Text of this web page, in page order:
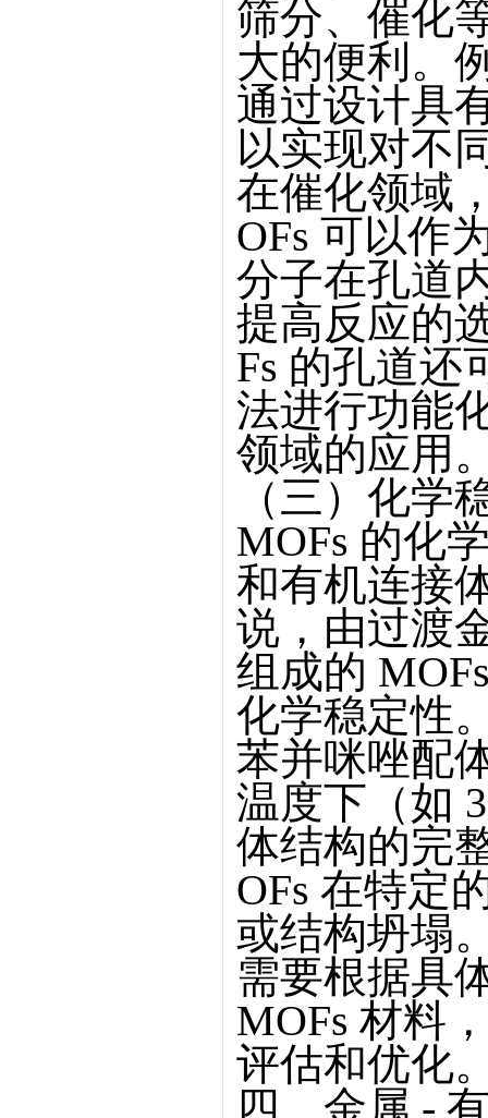
筛分、催化
大的便利。
通过设计具
以实现对不
在催化领域
OFs 可以作
分子在孔道
提高反应的
Fs 的孔道还
法进行功能
领域的应用
（三）化学
MOFs 的化
和有机连接
说，由过渡
组成的
化学稳定性
苯并咪唑配
温度下（如
体结构的完
OFs 在特定
或结构坍塌
需要根据具
MOFs 材料
评估和优化
四、金属 -